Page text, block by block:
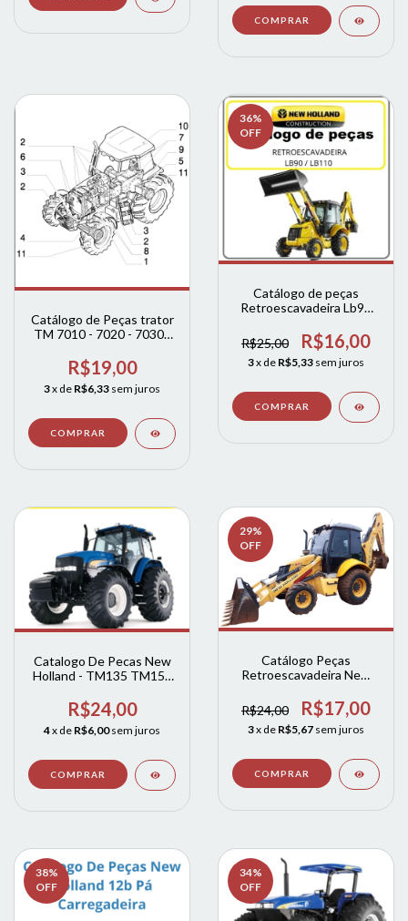
Catálogo de Peças trator
TM 7010 - 7020 - 7030 -
R$19,00
3x de R$6,33 sem juros
36%
OFF
Catálogo de peças
Retroescavadeira Lb90
R$25,00
R$16,00
3x de R$5,33 sem juros
Catalogo De Pecas New
Holland - TM135 TM150
R$24,00
4x de R$6,00 sem juros
29%
OFF
Catálogo Peças
Retroescavadeira New
B100B B110B B115B
ingles
R$24,00 R$17,00
3x de R$5,67 sem juros
38%
OFF
34%
OFF